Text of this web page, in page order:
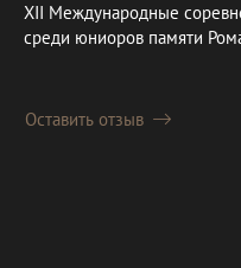
XII Международные
среди юниоров памяти
Оставить отзыв